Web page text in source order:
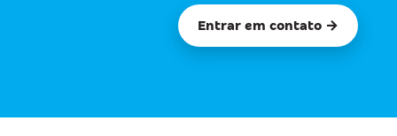
Entrar em contato →